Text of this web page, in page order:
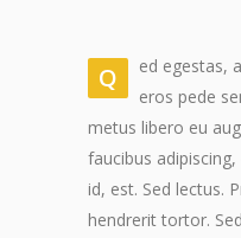
Q
ed egestas,
eros pede
metus libero eu
faucibus
id, est. Sed lectus.
hendrerit tortor.